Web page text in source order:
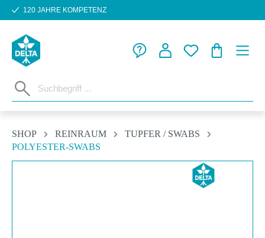
Zum Hauptinhalt springen
120 JAHRE KOMPETENZ
SHOP REINRAUM
TUPFER / SWABS
POLYESTER-SWABS